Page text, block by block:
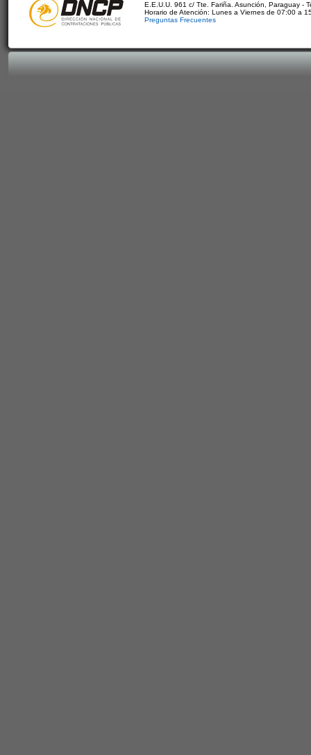
E.E.U.U. 961 c/ Tte. Fariña. Asunción, Paraguay -
Horario de Atención: Lunes a Viernes de 07:00 a
Preguntas Frecuentes